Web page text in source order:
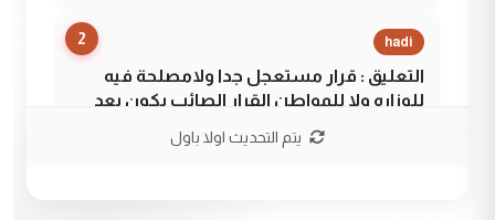
2 hadi
التعليق : قرار مستعجل جدا ولامصلحة فيه
للوزاره ولا للمواطن القرار الصائب يكون بعد
يتم التحديث اولا باول